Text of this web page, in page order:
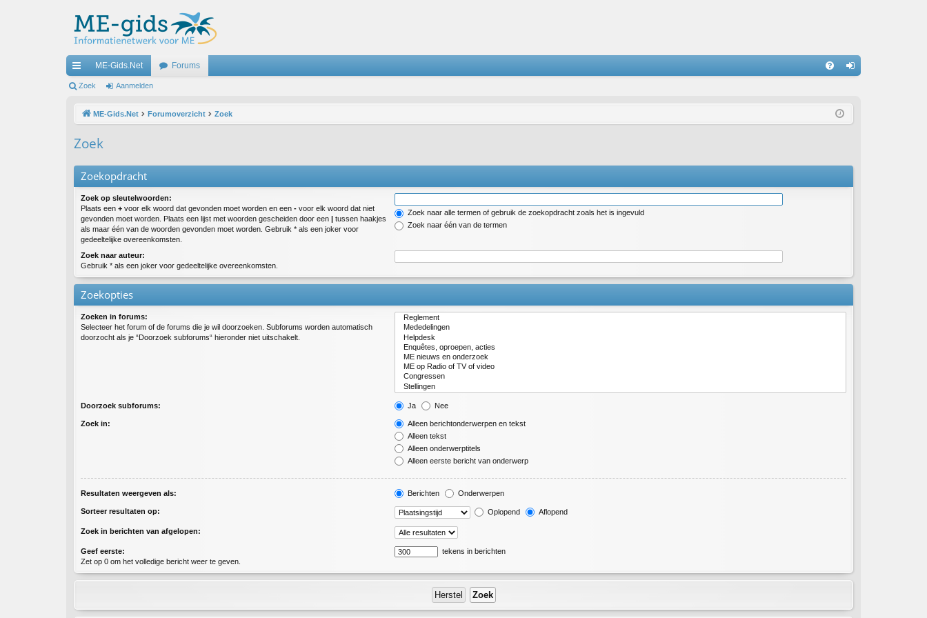
ne
ks
ME-Gids.Net Forums
m
n
Zoek Aanmelden
ME-Gids.Net Forumoverzicht Zoek
Zoek
Zoekopdracht
Zoek op sleutelwoorden:
Plaats een + voor elk woord dat gevonden moet worden en een - voor elk woord dat niet
gevonden moet worden. Plaats een lijst met woorden gescheiden door een | tussen haakjes
als maar één van de woorden gevonden moet worden. Gebruik * als een joker voor
gedeeltelijke overeenkomsten.
Zoek naar alle termen of gebruik de zoekopdracht zoals het is ingevuld
Zoek naar één van de termen
Zoek naar auteur:
Gebruik * als een joker voor gedeeltelijke overeenkomsten.
Zoekopties
Zoeken in forums:
Selecteer het forum of de forums die je wil doorzoeken. Subforums worden automatisch
doorzocht als je “Doorzoek subforums“ hieronder niet uitschakelt.
Doorzoek subforums: Ja Nee
Zoek in:
Alleen berichtonderwerpen en tekst
Alleen tekst
Alleen onderwerptitels
Alleen eerste bericht van onderwerp
Resultaten weergeven als: Berichten Onderwerpen
Sorteer resultaten op: Oplopend Aflopend
Zoek in berichten van afgelopen:
Geef eerste:
Zet op 0 om het volledige bericht weer te geven.
tekens in berichten